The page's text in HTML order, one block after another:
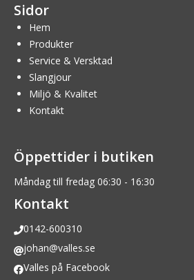
Sidor
Hem
Produkter
Service & Versktad
Slangjour
Miljö & Kvalitet
Kontakt
Öppettider i butiken
Måndag till fredag 06:30 - 16:30
Kontakt
0142-600310
johan@valles.se
Valles på Facebook